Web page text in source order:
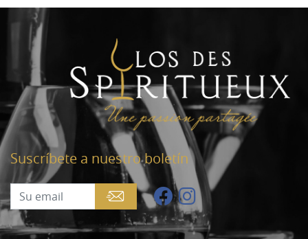
Suscríbete a nuestro boletín